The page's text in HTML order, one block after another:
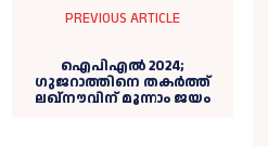
PREVIOUS ARTICLE
ഐപിഎൽ 2024;
ഗുജറാത്തിനെ തകർത്ത്
ലഖ്നൗവിന് മൂന്നാം ജയം